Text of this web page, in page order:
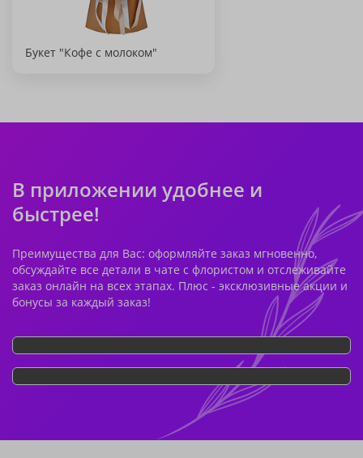
Букет "Кофе с молоком"
В приложении удобнее и
быстрее!
Преимущества для Вас: оформляйте заказ мгновенно,
обсуждайте все детали в чате с флористом и отслеживайте
заказ онлайн на всех этапах. Плюс - эксклюзивные акции и
бонусы за каждый заказ!